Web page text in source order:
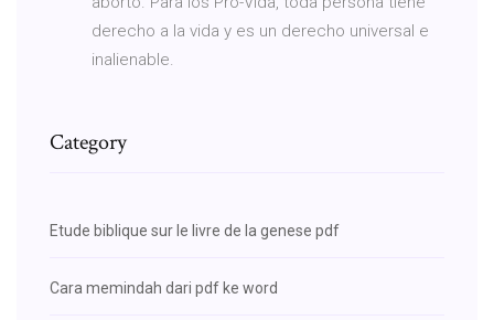
derecho a la vida y es un derecho universal e
inalienable.
Category
Etude biblique sur le livre de la genese pdf
Cara memindah dari pdf ke word